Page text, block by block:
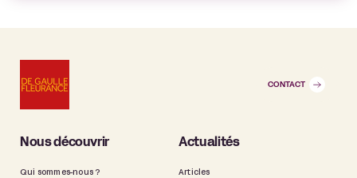
CONTACT
Nous découvrir
Qui sommes-nous ?
Actualités
Articles